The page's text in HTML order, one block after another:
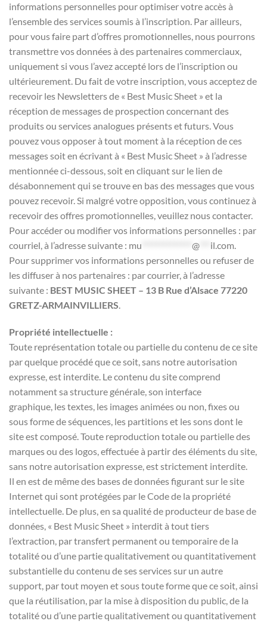
informations personnelles pour optimiser votre accès à
l’ensemble des services soumis à l’inscription. Par ailleurs,
pour vous faire part d’offres promotionnelles, nous pourrons
transmettre vos données à des partenaires commerciaux,
uniquement si vous l’avez accepté lors de l’inscription ou
ultérieurement. Du fait de votre inscription, vous acceptez de
recevoir les Newsletters de « Best Music Sheet » et la
réception de messages de prospection concernant des
produits ou services analogues présents et futurs. Vous
pouvez vous opposer à tout moment à la réception de ces
messages soit en écrivant à « Best Music Sheet » à l’adresse
mentionnée ci-dessous, soit en cliquant sur le lien de
désabonnement qui se trouve en bas des messages que vous
pouvez recevoir. Si malgré votre opposition, vous continuez à
recevoir des offres promotionnelles, veuillez nous contacter.
Pour accéder ou modifier vos informations personnelles : par
courriel, à l’adresse suivante : mu @ il.com
Pour supprimer vos informations personnelles ou refuser de
les diffuser à nos partenaires : par courrier, à l’adresse
suivante : BEST MUSIC SHEET – 13 B Rue d’Alsace 77220
GRETZ-ARMAINVILLIERS
Propriété intellectuelle :
Toute représentation totale ou partielle du contenu de ce site
par quelque procédé que ce soit, sans notre autorisation
expresse, est interdite. Le contenu du site comprend
notamment sa structure générale, son interface
graphique, les textes, les images animées ou non, fixes ou
sous forme de séquences, les partitions et les sons dont le
site est composé. Toute reproduction totale ou partielle des
marques ou des logos, effectuée à partir des éléments du site,
sans notre autorisation expresse, est strictement interdite.
Il en est de même des bases de données figurant sur le site
Internet qui sont protégées par le Code de la propriété
intellectuelle. De plus, en sa qualité de producteur de base de
données, « Best Music Sheet » interdit à tout tiers
l’extraction, par transfert permanent ou temporaire de la
totalité ou d’une partie qualitativement ou quantitativement
substantielle du contenu de ses services sur un autre
support, par tout moyen et sous toute forme que ce soit, ainsi
que la réutilisation, par la mise à disposition du public, de la
totalité ou d’une partie qualitativement ou quantitativement